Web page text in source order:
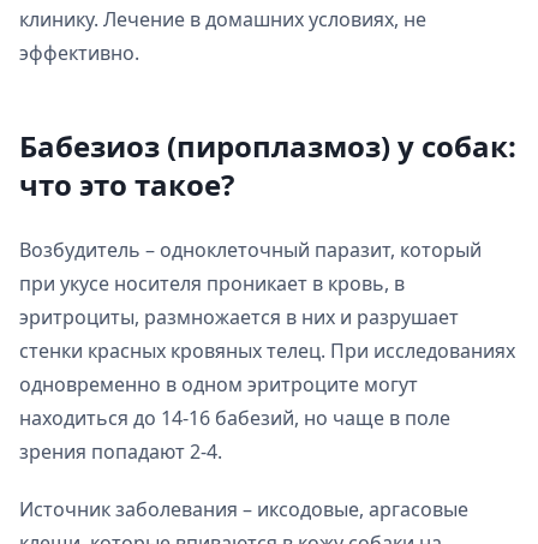
клинику. Лечение в домашних условиях, не
эффективно.
Бабезиоз (пироплазмоз) у собак:
что это такое?
Возбудитель – одноклеточный паразит, который
при укусе носителя проникает в кровь, в
эритроциты, размножается в них и разрушает
стенки красных кровяных телец. При исследованиях
одновременно в одном эритроците могут
находиться до 14-16 бабезий, но чаще в поле
зрения попадают 2-4.
Источник заболевания – иксодовые, аргасовые